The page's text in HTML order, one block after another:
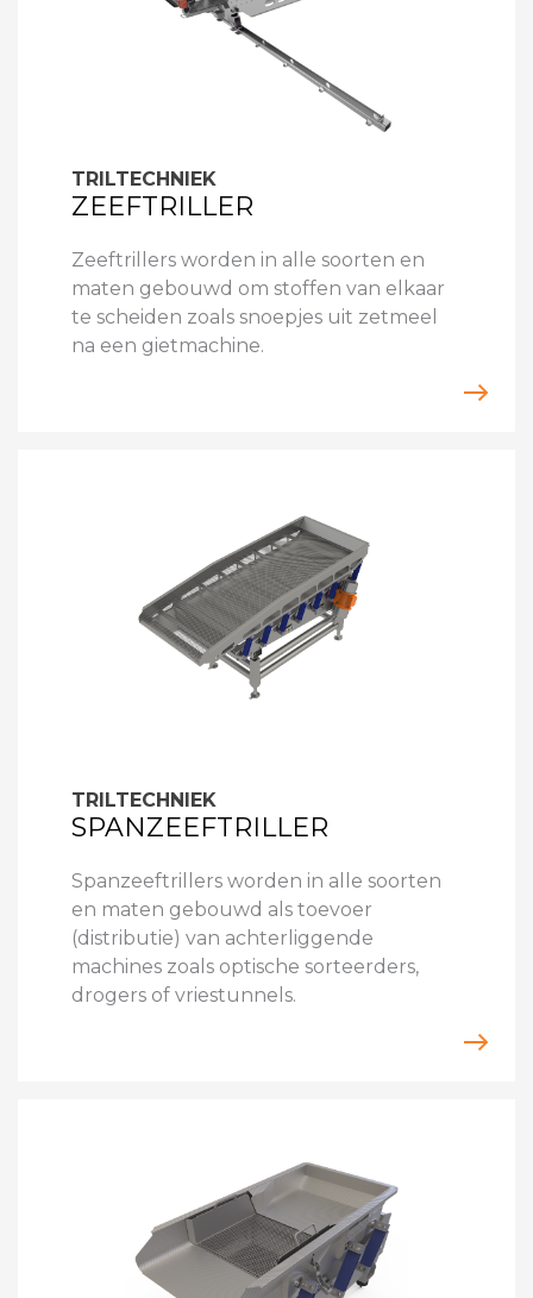
TRILTECHNIEK
ZEEFTRILLER
Zeeftrillers worden in alle soorten en
maten gebouwd om stoffen van elkaar
te scheiden zoals snoepjes uit zetmeel
na een gietmachine.
TRILTECHNIEK
SPANZEEFTRILLER
Spanzeeftrillers worden in alle soorten
en maten gebouwd als toevoer
(distributie) van achterliggende
machines zoals optische sorteerders,
drogers of vriestunnels.